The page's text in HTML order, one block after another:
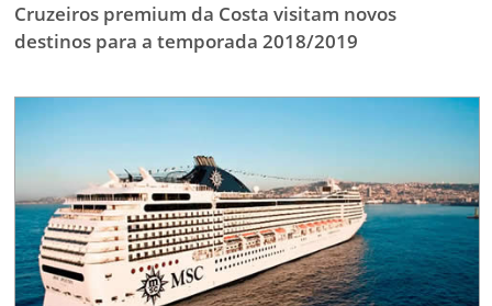
Cruzeiros premium da Costa visitam novos
destinos para a temporada 2018/2019